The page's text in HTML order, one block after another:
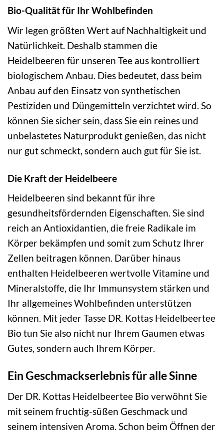
Bio-Qualität für Ihr Wohlbefinden
Wir legen größten Wert auf Nachhaltigkeit und
Natürlichkeit. Deshalb stammen die
Heidelbeeren für unseren Tee aus kontrolliert
biologischem Anbau. Dies bedeutet, dass beim
Anbau auf den Einsatz von synthetischen
Pestiziden und Düngemitteln verzichtet wird. So
können Sie sicher sein, dass Sie ein reines und
unbelastetes Naturprodukt genießen, das nicht
nur gut schmeckt, sondern auch gut für Sie ist.
Die Kraft der Heidelbeere
Heidelbeeren sind bekannt für ihre
gesundheitsfördernden Eigenschaften. Sie sind
reich an Antioxidantien, die freie Radikale im
Körper bekämpfen und somit zum Schutz Ihrer
Zellen beitragen können. Darüber hinaus
enthalten Heidelbeeren wertvolle Vitamine und
Mineralstoffe, die Ihr Immunsystem stärken und
Ihr allgemeines Wohlbefinden unterstützen
können. Mit jeder Tasse DR. Kottas Heidelbeertee
Bio tun Sie also nicht nur Ihrem Gaumen etwas
Gutes, sondern auch Ihrem Körper.
Ein Geschmackserlebnis für alle Sinne
Der DR. Kottas Heidelbeertee Bio verwöhnt Sie
mit seinem fruchtig-süßen Geschmack und
seinem intensiven Aroma. Schon beim Öffnen der